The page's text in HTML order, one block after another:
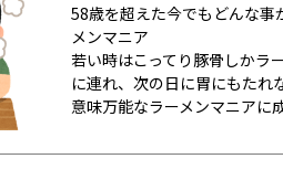
58歳を超えた今でもどんな事
メンマニア
若い時はこってり豚骨しかラ
に連れ、次の日に胃にもたれ
意味万能なラーメンマニアに